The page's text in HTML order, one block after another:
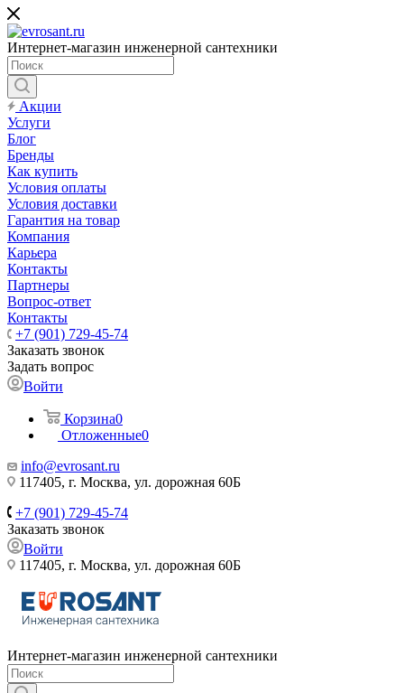
Интернет-магазин инженерной сантехники
Акции
Услуги
Блог
Бренды
Как купить
Условия оплаты
Условия доставки
Гарантия на товар
Компания
Карьера
Контакты
Партнеры
Вопрос-ответ
Контакты
+7 (901) 729-45-74
Заказать звонок
Задать вопрос
Войти
Корзина0
Отложенные0
info@evrosant.ru
117405, г. Москва, ул. дорожная 60Б
+7 (901) 729-45-74
Заказать звонок
Войти
117405, г. Москва, ул. дорожная 60Б
Интернет-магазин инженерной сантехники